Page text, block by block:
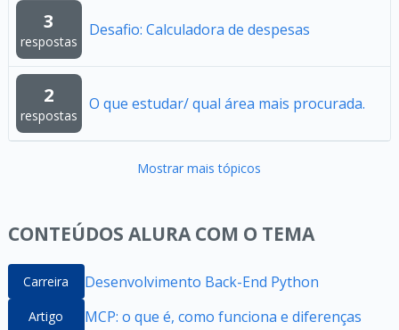
3
respostas
Desafio: Calculadora de despesas
2
respostas
O que estudar/ qual área mais procurada.
Mostrar mais tópicos
CONTEÚDOS ALURA COM O TEMA
Carreira Desenvolvimento Back-End Python
Artigo MCP: o que é, como funciona e diferenças